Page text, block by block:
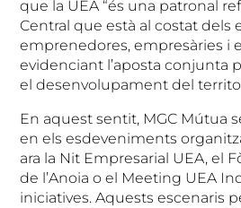
que la UEA “és una patronal
Central que està al costat dels
emprenedores, empresàries i
evidenciant l’aposta conjunta
el desenvolupament del
En aquest sentit, MGC Mútua
en els esdeveniments
ara la Nit Empresarial UEA, el
de l’Anoia o el Meeting UEA
iniciatives. Aquests escenaris